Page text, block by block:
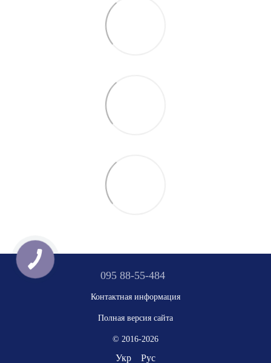
095 88-55-484
Контактная информация
Полная версия сайта
© 2016-2026
Укр Рус